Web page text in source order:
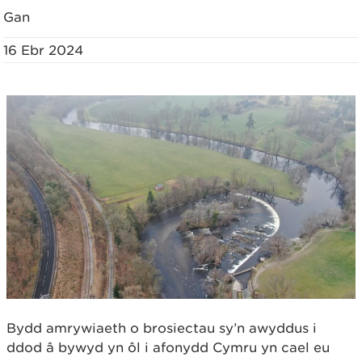
Gan
16 Ebr 2024
Bydd amrywiaeth o brosiectau sy’n awyddus i
ddod â bywyd yn ôl i afonydd Cymru yn cael eu